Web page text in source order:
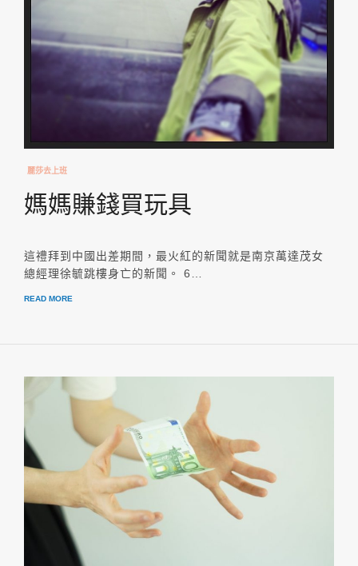
麗莎去上班
媽媽賺錢買玩具
這禮拜到中國出差期間，最火紅的新聞就是南京萬達茂女
總經理徐毓跳樓身亡的新聞。 6…
READ MORE